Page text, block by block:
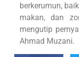
berkerumun,
makan, dan
mengutip
Ahmad Muzani.